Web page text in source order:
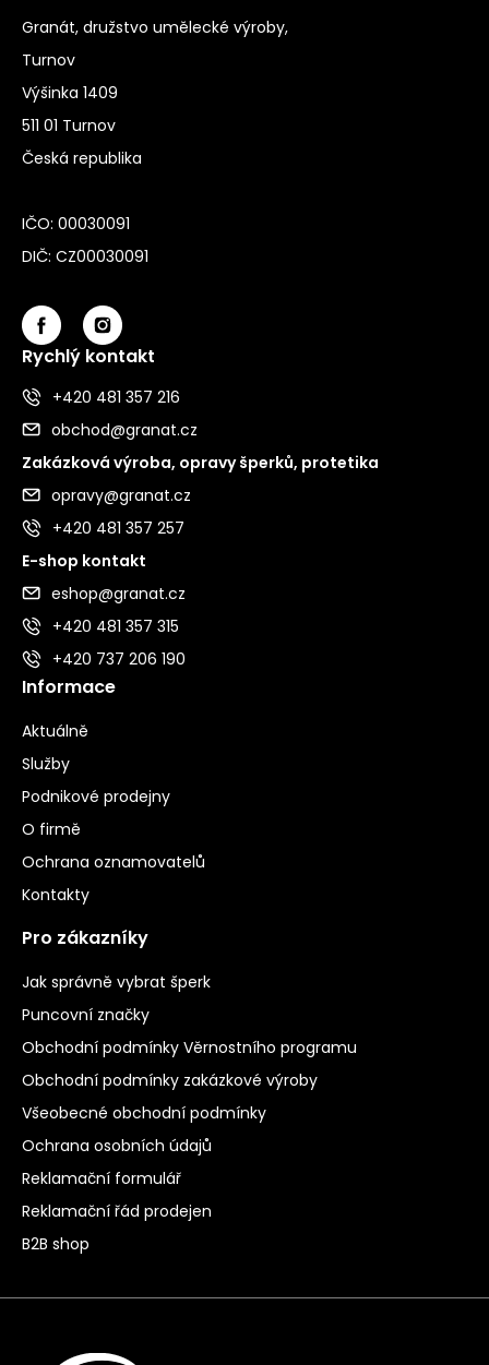
Granát, družstvo umělecké výroby,
Turnov
Výšinka 1409
511 01 Turnov
Česká republika
IČO: 00030091
DIČ: CZ00030091
Rychlý kontakt
+420 481 357 216
obchod@granat.cz
Zakázková výroba, opravy šperků, protetika
opravy@granat.cz
+420 481 357 257
E-shop kontakt
eshop@granat.cz
+420 481 357 315
+420 737 206 190
Informace
Aktuálně
Služby
Podnikové prodejny
O firmě
Ochrana oznamovatelů
Kontakty
Pro zákazníky
Jak správně vybrat šperk
Puncovní značky
Obchodní podmínky Věrnostního programu
Obchodní podmínky zakázkové výroby
Všeobecné obchodní podmínky
Ochrana osobních údajů
Reklamační formulář
Reklamační řád prodejen
B2B shop